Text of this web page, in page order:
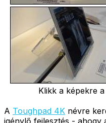
Klikk a képekre
A Toughpad 4K névre
igénylő fejlesztés - ahogy